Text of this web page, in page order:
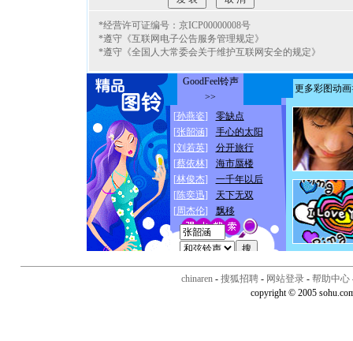
*经营许可证编号：京ICP00000008号
*遵守《互联网电子公告服务管理规定》
*遵守《全国人大常委会关于维护互联网安全的规定》
chinaren - 搜狐招聘 - 网站登录 - 帮助中心
copyright © 2005